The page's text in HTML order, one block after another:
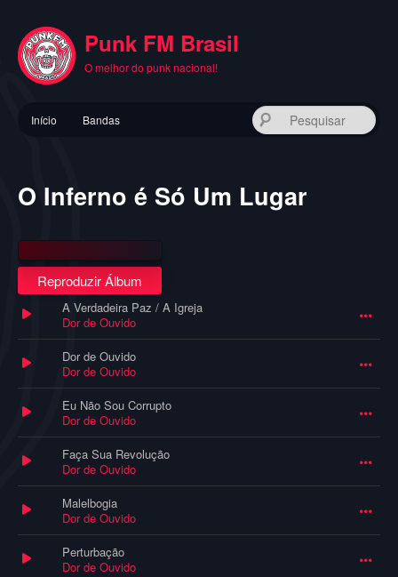
conteúdo
principal
Punk FM Brasil
O melhor do punk nacional!
principal
Início Bandas
O Inferno é Só Um Lugar
Reproduzir Álbum
A Verdadeira Paz / A Igreja
Dor de Ouvido
Dor de Ouvido
Dor de Ouvido
Eu Não Sou Corrupto
Dor de Ouvido
Faça Sua Revolução
Dor de Ouvido
Malelbogia
Dor de Ouvido
Perturbação
Dor de Ouvido